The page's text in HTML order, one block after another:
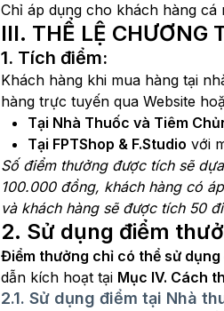
Chỉ áp dụng cho khách hàng
III. THỂ LỆ CHƯƠNG
1. Tích điểm:
Khách hàng khi mua hàng tại
hàng trực tuyến qua Website
Tại Nhà Thuốc và Tiêm
Tại FPTShop & F.Studio với
Số điểm thưởng được tích sẽ
100.000 đồng, khách hàng có
và khách hàng sẽ được tích 50
2. Sử dụng điểm
Điểm thưởng chỉ có thể sử
dẫn kích hoạt tại Mục IV. Cách
2.1. Sử dụng điểm tại Nhà